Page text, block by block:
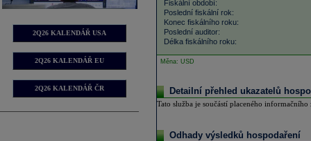
2Q26 KALENDÁŘ USA
2Q26 KALENDÁŘ EU
2Q26 KALENDÁŘ ČR
Fiskální období:
Poslední fiskální rok:
Konec fiskálního roku:
Poslední auditor:
Délka fiskálního roku:
Měna: USD
Detailní přehled ukazatelů
Tato služba je součástí placeného
Odhady výsledků hospodaření